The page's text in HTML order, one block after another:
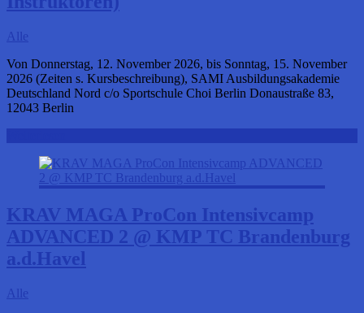
Alle
Von Donnerstag, 12. November 2026, bis Sonntag, 15. November
2026 (Zeiten s. Kursbeschreibung), SAMI Ausbildungsakademie
Deutschland Nord c/o Sportschule Choi Berlin Donaustraße 83,
12043 Berlin
KRAV MAGA ProCon Intensivcamp
ADVANCED 2 @ KMP TC Brandenburg
a.d.Havel
Alle